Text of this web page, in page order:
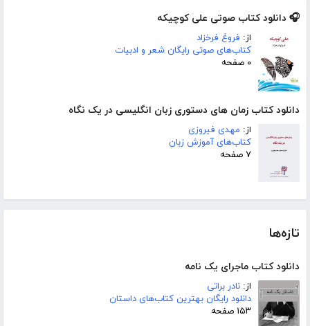
🎧 دانلود کتاب صوتی علی کوچیکه
از: فروغ فرخزاد
کتاب‌های صوتی رایگان شعر و ادبیات
۰ صفحه
دانلود کتاب زمان های دستوری زبان انگلیسی در یک نگاه
از: مهدی فیروزی
کتاب‌های آموزش زبان
۷ صفحه
تازه‌ها
دانلود کتاب ماجرای یک نامه
از: نادر براتی
دانلود رایگان بهترین کتاب‌های داستان
۱۵۳ صفحه